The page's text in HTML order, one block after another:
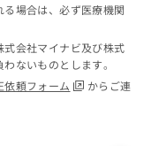
場合は、必ず医療機関
会社マイナビ及び株式
ないものとします。
依頼フォーム
からご連